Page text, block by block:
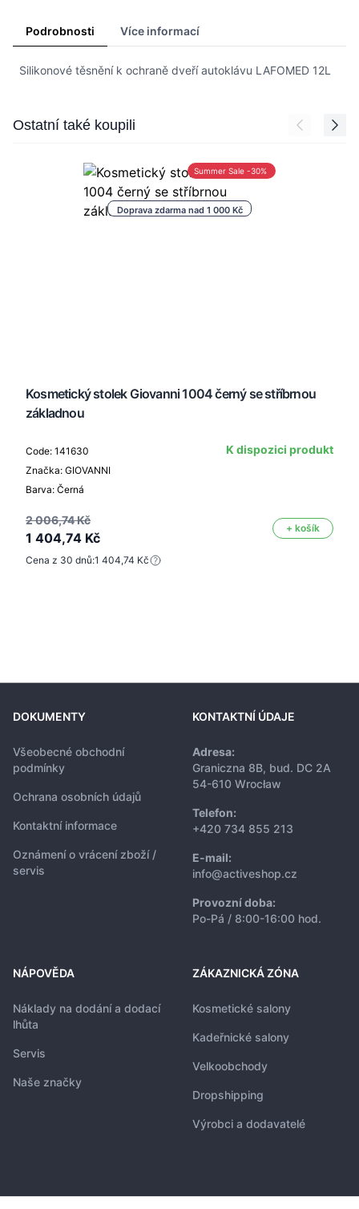
Podrobnosti Více informací
Silikonové těsnění k ochraně dveří autoklávu LAFOMED 12L
Press to skip carousel
Ostatní také koupili
Doprava zdarma nad 1 000 Kč
Summer Sale -30%
Kosmetický stolek Giovanni 1004 černý se stříbrnou
základnou
Code: 141630
Značka: GIOVANNI
Barva: Černá
K dispozici produkt
2 006,74 Kč
1 404,74 Kč
+ košík
Cena z 30 dnů:1 404,74 Kč
DOKUMENTY
Všeobecné obchodní
podmínky
Ochrana osobních údajů
Kontaktní informace
Oznámení o vrácení zboží /
servis
KONTAKTNÍ ÚDAJE
Adresa:
Graniczna 8B, bud. DC 2A
54-610 Wrocław
Telefon:
+420 734 855 213
E-mail:
info@activeshop.cz
Provozní doba:
Po-Pá / 8:00-16:00 hod.
NÁPOVĚDA
Náklady na dodání a dodací
lhůta
Servis
Naše značky
ZÁKAZNICKÁ ZÓNA
Kosmetické salony
Kadeřnické salony
Velkoobchody
Dropshipping
Výrobci a dodavatelé